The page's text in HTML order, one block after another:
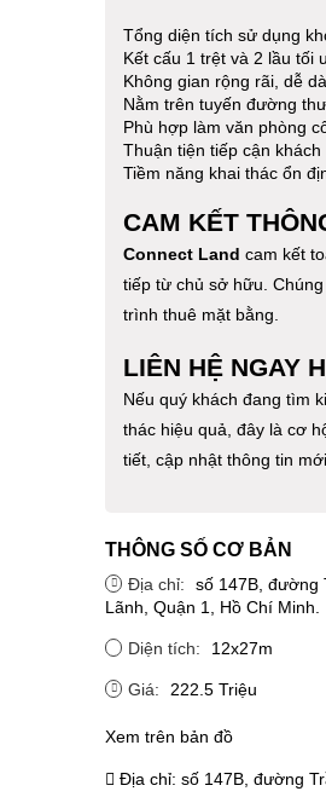
Tổng diện tích sử dụng
Kết cấu 1 trệt và 2 lầu tối
Không gian rộng rãi, dễ
Nằm trên tuyến đường
Phù hợp làm văn phòng
Thuận tiện tiếp cận
Tiềm năng khai thác ổn
CAM KẾT
Connect Land cam kết
tiếp từ chủ sở hữu.
trình thuê mặt bằng.
LIÊN HỆ NGAY
Nếu quý khách đang tìm
thác hiệu quả, đây là cơ
tiết, cập nhật thông tin
THÔNG SỐ CƠ BẢN
Địa chỉ:
số 147B, đường
Lãnh, Quận 1, Hồ Chí Minh.
Diện tích: 12x27m
Giá: 222.5 Triệu
Xem trên bản đồ
Địa chỉ: số 147B, đường